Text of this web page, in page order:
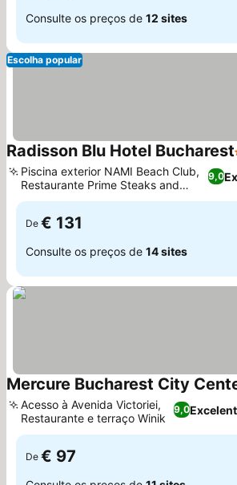
Consulte os preços de 12 sites
Escolha popular
Radisson Blu Hotel Bucharest
9,0
Piscina exterior NAMI Beach Club,
Restaurante Prime Steaks and
Seafood
De € 131
Consulte os preços de 14 sites
Mercure Bucharest City
9,0
Acesso à Avenida Victoriei,
Restaurante e terraço Winik
De € 97